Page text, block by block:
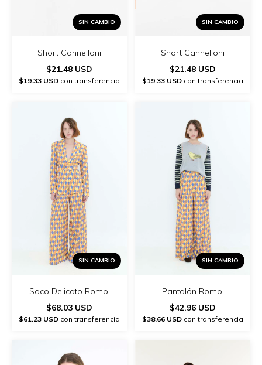
SIN CAMBIO
Short Cannelloni
$21.48 USD
$19.33 USD con transferencia
SIN CAMBIO
Short Cannelloni
$21.48 USD
$19.33 USD con transferencia
SIN CAMBIO
Saco Delicato Rombi
$68.03 USD
$61.23 USD con transferencia
SIN CAMBIO
Pantalón Rombi
$42.96 USD
$38.66 USD con transferencia